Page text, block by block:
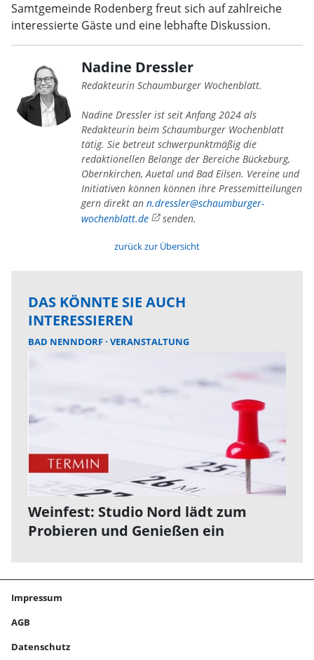
Samtgemeinde Rodenberg freut sich auf zahlreiche
interessierte Gäste und eine lebhafte Diskussion.
Nadine Dressler
Redakteurin Schaumburger Wochenblatt.
Nadine Dressler ist seit Anfang 2024 als
Redakteurin beim Schaumburger Wochenblatt
tätig. Sie betreut schwerpunktmäßig die
redaktionellen Belange der Bereiche Bückeburg,
Obernkirchen, Auetal und Bad Eilsen. Vereine und
Initiativen können können ihre Pressemitteilungen
gern direkt an n.dressler@schaumburger-
wochenblatt.de
senden.
zurück zur Übersicht
DAS KÖNNTE SIE AUCH
INTERESSIEREN
BAD NENNDORF VERANSTALTUNG
Weinfest: Studio Nord lädt zum
Probieren und Genießen ein
Impressum
AGB
Datenschutz